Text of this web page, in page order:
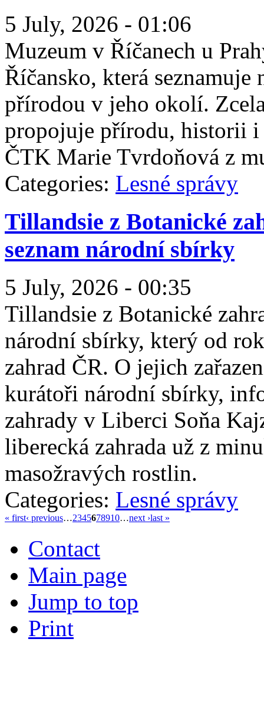
5 July, 2026 - 01:06
Muzeum v Říčanech u
Říčansko, která
přírodou v jeho okolí.
propojuje přírodu, historii i
ČTK Marie Tvrdoňová z
Categories: Lesné správy
Tillandsie z Botanické
seznam národní sbírky
5 July, 2026 - 00:35
Tillandsie z Botanické
národní sbírky, který od
zahrad ČR. O jejich
kurátoři národní sbírky,
zahrady v Liberci Soňa
liberecká zahrada už z
masožravých rostlin.
Categories: Lesné správy
« first‹ previous…2345678910…next ›last »
Contact
Main page
Jump to top
Print